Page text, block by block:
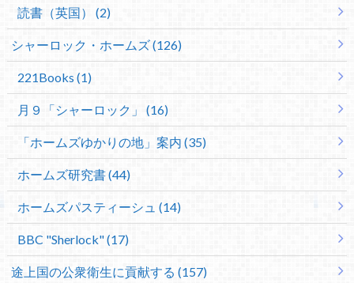
読書（英国） (2)
シャーロック・ホームズ (126)
221Books (1)
月９「シャーロック」 (16)
「ホームズゆかりの地」案内 (35)
ホームズ研究書 (44)
ホームズパスティーシュ (14)
BBC "Sherlock" (17)
途上国の公衆衛生に貢献する (157)